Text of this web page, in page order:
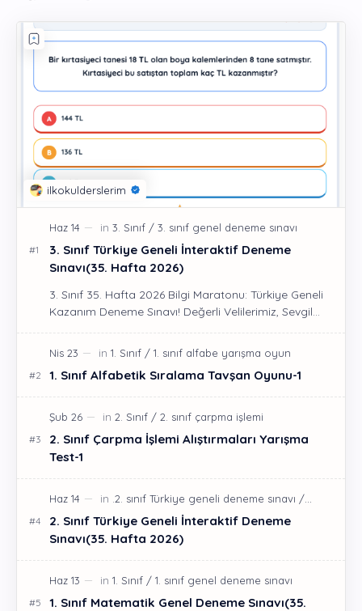
3. Sınıf Türkiye Geneli İnteraktif Deneme
Sınavı(35. Hafta 2026)
3. Sınıf 35. Hafta 2026 Bilgi Maratonu: Türkiye Geneli
Kazanım Deneme Sınavı! Değerli Velilerimiz, Sevgil…
1. Sınıf Alfabetik Sıralama Tavşan Oyunu-1
2. Sınıf Çarpma İşlemi Alıştırmaları Yarışma
Test-1
2. Sınıf Türkiye Geneli İnteraktif Deneme
Sınavı(35. Hafta 2026)
1. Sınıf Matematik Genel Deneme Sınavı(35.